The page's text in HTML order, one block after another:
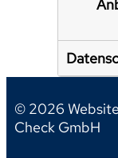
© 2026
Check GmbH